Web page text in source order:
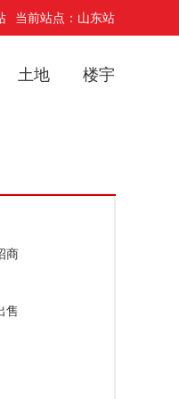
当前站点：山东站
土地 楼宇
商
售